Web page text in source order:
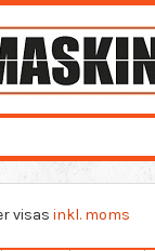
visas inkl. moms